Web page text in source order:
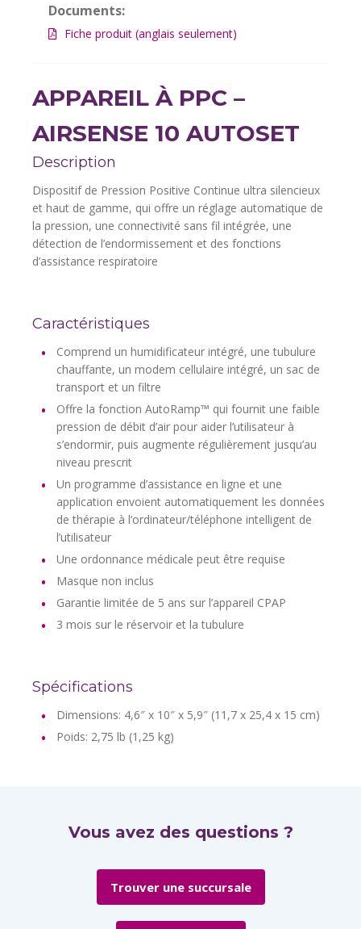
Documents:
Fiche produit (anglais seulement)
APPAREIL À PPC –
AIRSENSE 10 AUTOSET
Description
Dispositif de Pression Positive Continue ultra silencieux
et haut de gamme, qui offre un réglage automatique de
la pression, une connectivité sans fil intégrée, une
détection de l’endormissement et des fonctions
d’assistance respiratoire
Caractéristiques
Comprend un humidificateur intégré, une tubulure
chauffante, un modem cellulaire intégré, un sac de
transport et un filtre
Offre la fonction AutoRamp™ qui fournit une faible
pression de débit d’air pour aider l’utilisateur à
s’endormir, puis augmente régulièrement jusqu’au
niveau prescrit
Un programme d’assistance en ligne et une
application envoient automatiquement les données
de thérapie à l’ordinateur/téléphone intelligent de
l’utilisateur
Une ordonnance médicale peut être requise
Masque non inclus
Garantie limitée de 5 ans sur l’appareil CPAP
3 mois sur le réservoir et la tubulure
Spécifications
Dimensions: 4,6″ x 10″ x 5,9″ (11,7 x 25,4 x 15 cm)
Poids: 2,75 lb (1,25 kg)
Vous avez des questions ?
Trouver une succursale